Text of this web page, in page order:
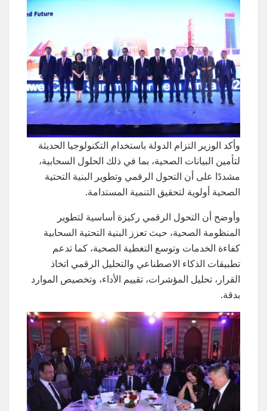
وأكد الوزير التزام الدولة باستخدام التكنولوجيا الحديثة
لتأمين البيانات الصحية، بما في ذلك الحلول السحابية،
مشددًا على أن التحول الرقمي وتطوير البنية التحتية
الصحية أولوية لتحقيق التنمية المستدامة.
وأوضح أن التحول الرقمي ركيزة أساسية لتطوير
المنظومة الصحية، حيث تعزز البنية التحتية السحابية
كفاءة الخدمات وتوسع التغطية الصحية، كما تدعم
تطبيقات الذكاء الاصطناعي والتحليل الرقمي اتخاذ
القرار، تحليل المؤشرات، تقييم الأداء، وتخصيص الموارد
بدقة.